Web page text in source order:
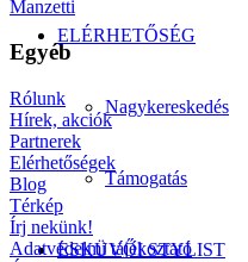
ELÉRHETŐSÉG
Nagykereskedés
Támogatás
ESKÜVŐI STYLIST
Manzetti
Egyéb
Rólunk
Hírek, akciók
Partnerek
Elérhetőségek
Blog
Térkép
Írj nekünk!
Adatvédelmi tájékoztató